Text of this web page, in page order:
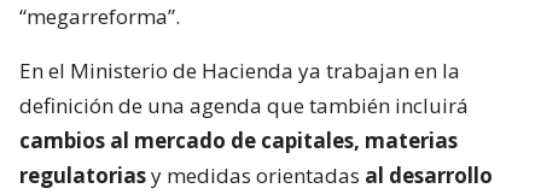
“megarreforma”.
En el Ministerio de Hacienda ya trabajan en la
definición de una agenda que también incluirá
cambios al mercado de capitales, materias
regulatoriasy medidas orientadas al desarrollo